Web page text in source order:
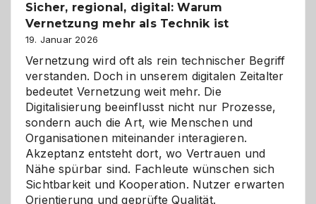
ein
dreifaches
Alaaf!
Sicher, regional, digital: Warum
Vernetzung mehr als Technik ist
19. Januar 2026
Vernetzung wird oft als rein technischer Begriff
verstanden. Doch in unserem digitalen Zeitalter
bedeutet Vernetzung weit mehr. Die
Digitalisierung beeinflusst nicht nur Prozesse,
sondern auch die Art, wie Menschen und
Organisationen miteinander interagieren.
Akzeptanz entsteht dort, wo Vertrauen und
Nähe spürbar sind. Fachleute wünschen sich
Sichtbarkeit und Kooperation. Nutzer erwarten
Orientierung und geprüfte Qualität.